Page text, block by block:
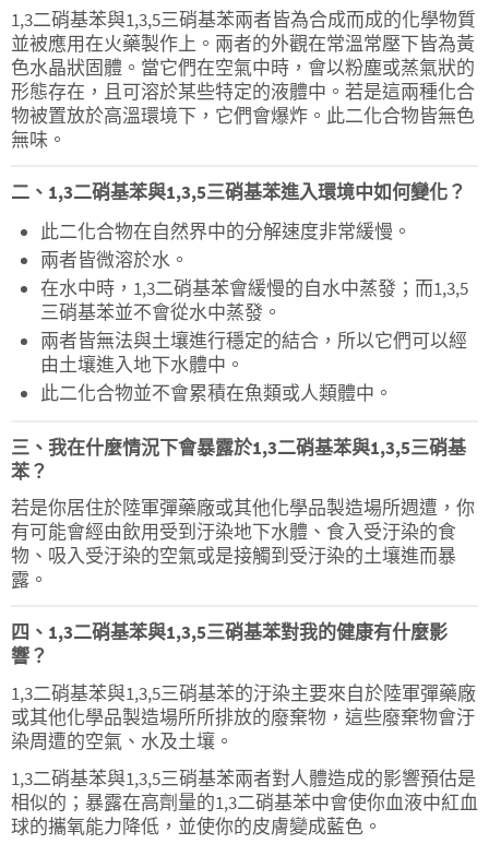
1,3二硝基苯與1,3,5三硝基苯兩者皆為合成而成的化學物質
並被應用在火藥製作上。兩者的外觀在常溫常壓下皆為黃
色水晶狀固體。當它們在空氣中時，會以粉塵或蒸氣狀的
形態存在，且可溶於某些特定的液體中。若是這兩種化合
物被置放於高溫環境下，它們會爆炸。此二化合物皆無色
無味。
二、1,3二硝基苯與1,3,5三硝基苯進入環境中如何變化？
此二化合物在自然界中的分解速度非常緩慢。
兩者皆微溶於水。
在水中時，1,3二硝基苯會緩慢的自水中蒸發；而1,3,5
三硝基苯並不會從水中蒸發。
兩者皆無法與土壤進行穩定的結合，所以它們可以經
由土壤進入地下水體中。
此二化合物並不會累積在魚類或人類體中。
三、我在什麼情況下會暴露於1,3二硝基苯與1,3,5三硝基
苯？
若是你居住於陸軍彈藥廠或其他化學品製造場所週遭，你
有可能會經由飲用受到汙染地下水體、食入受汙染的食
物、吸入受汙染的空氣或是接觸到受汙染的土壤進而暴
露。
四、1,3二硝基苯與1,3,5三硝基苯對我的健康有什麼影
響？
1,3二硝基苯與1,3,5三硝基苯的汙染主要來自於陸軍彈藥廠
或其他化學品製造場所所排放的廢棄物，這些廢棄物會汙
染周遭的空氣、水及土壤。
1,3二硝基苯與1,3,5三硝基苯兩者對人體造成的影響預估是
相似的；暴露在高劑量的1,3二硝基苯中會使你血液中紅血
球的攜氧能力降低，並使你的皮膚變成藍色。